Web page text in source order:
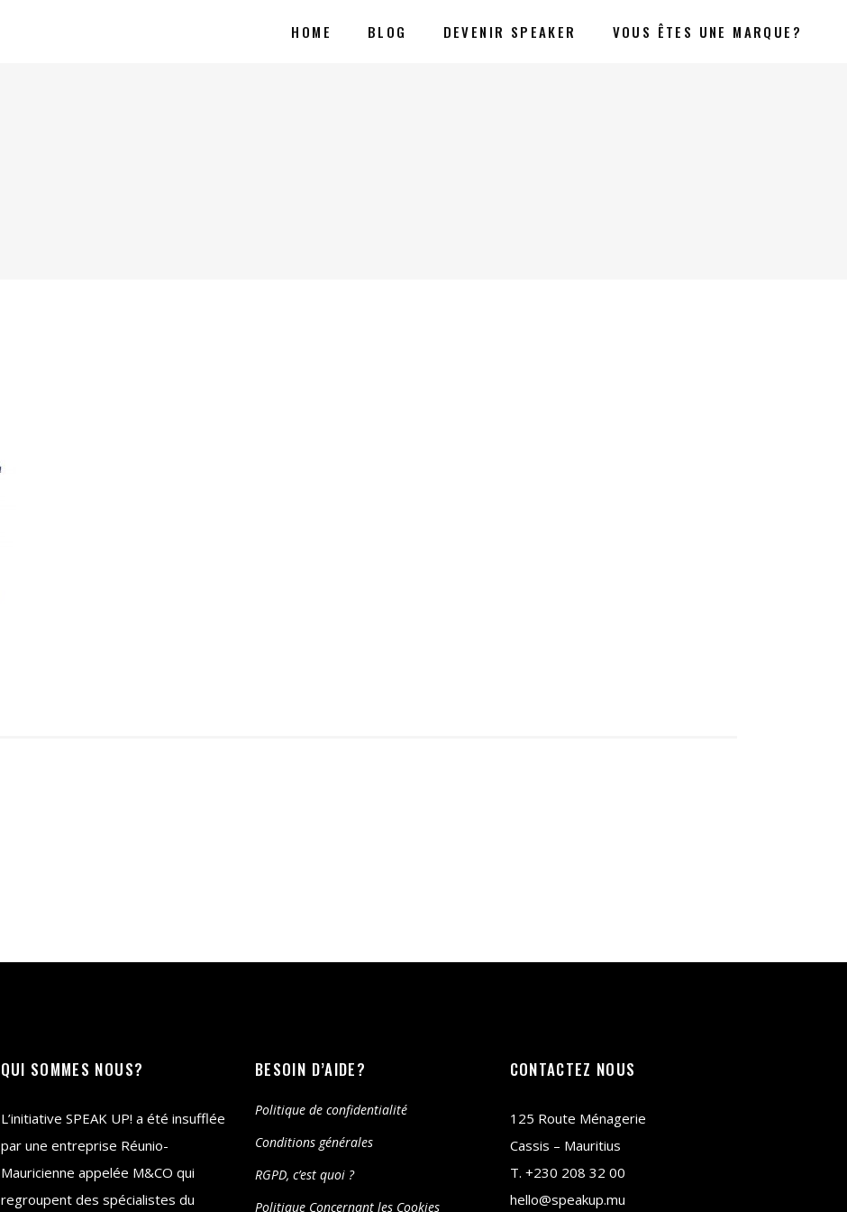
HOME BLOG DEVENIR SPEAKER VOUS ÊTES UNE MARQUE?
QUI SOMMES NOUS?
L’initiative SPEAK UP! a été insufflée
par une entreprise Réunio-
Mauricienne appelée M&CO qui
regroupent des spécialistes du
BESOIN D’AIDE?
Politique de confidentialité
Conditions générales
RGPD, c’est quoi ?
Politique Concernant les Cookies
CONTACTEZ NOUS
125 Route Ménagerie
Cassis – Mauritius
T. +230 208 32 00
hello@speakup.mu